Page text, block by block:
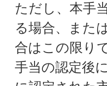
ただし、本手
る場合、また
合はこの限り
手当の認定後